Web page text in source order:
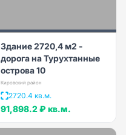
Здание 2720,4 м2 -
дорога на Турухтанные
острова 10
Кировский район
2720.4 кв.м.
91,898.2 ₽ кв.м.